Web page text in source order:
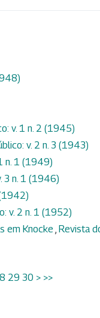
v. 1 n. 2 (1945)
v. 2 n. 3 (1943)
n. 1 (1949)
3 n. 1 (1946)
v. 2 n. 1 (1952)
em Knocke , Revista
29 30 > >>